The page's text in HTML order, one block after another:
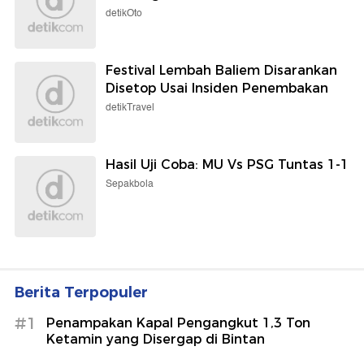
detikOto
Festival Lembah Baliem Disarankan
Disetop Usai Insiden Penembakan
detikTravel
Hasil Uji Coba: MU Vs PSG Tuntas 1-1
Sepakbola
Berita Terpopuler
#1
Penampakan Kapal Pengangkut 1,3 Ton
Ketamin yang Disergap di Bintan